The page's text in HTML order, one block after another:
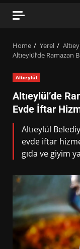
Home Yerel
Altıeylül’de Ramazan
Altıeylül
Altıeylül’de
Evde İftar
Altıeylül
evde iftar
gıda ve giyim